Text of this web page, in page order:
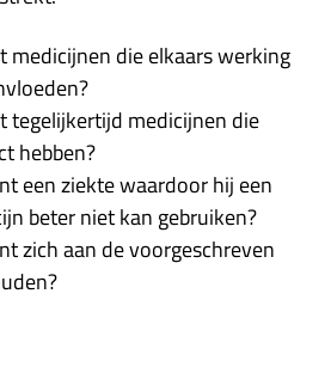
medicijnen die elkaars werking
tegelijkertijd medicijnen die
hebben?
een ziekte waardoor hij een
beter niet kan gebruiken?
zich aan de voorgeschreven